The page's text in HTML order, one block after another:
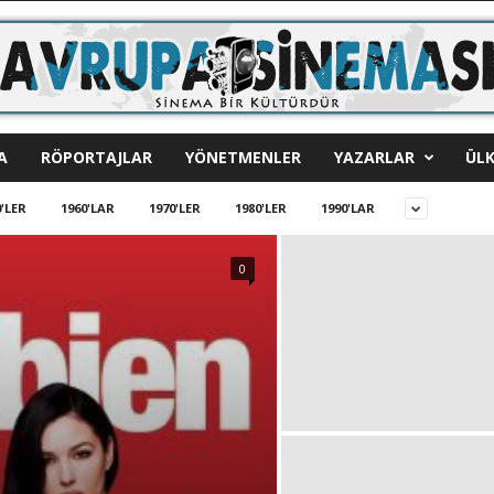
RÖPORTAJLAR YÖNETMENLER YAZARLAR
1960'LAR 1970'LER 1980'LER 1990'LAR
0